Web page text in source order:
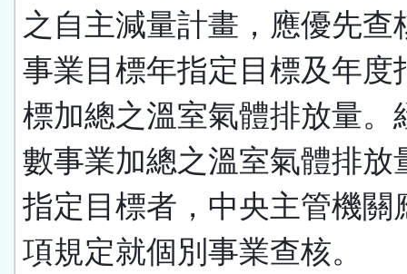
之自主減量計畫，應優先查
事業目標年指定目標及年度
標加總之溫室氣體排放量。
數事業加總之溫室氣體排放
指定目標者，中央主管機關
項規定就個別事業查核。